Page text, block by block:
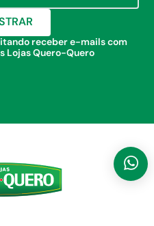
receber e-mails com
Lojas Quero-Quero